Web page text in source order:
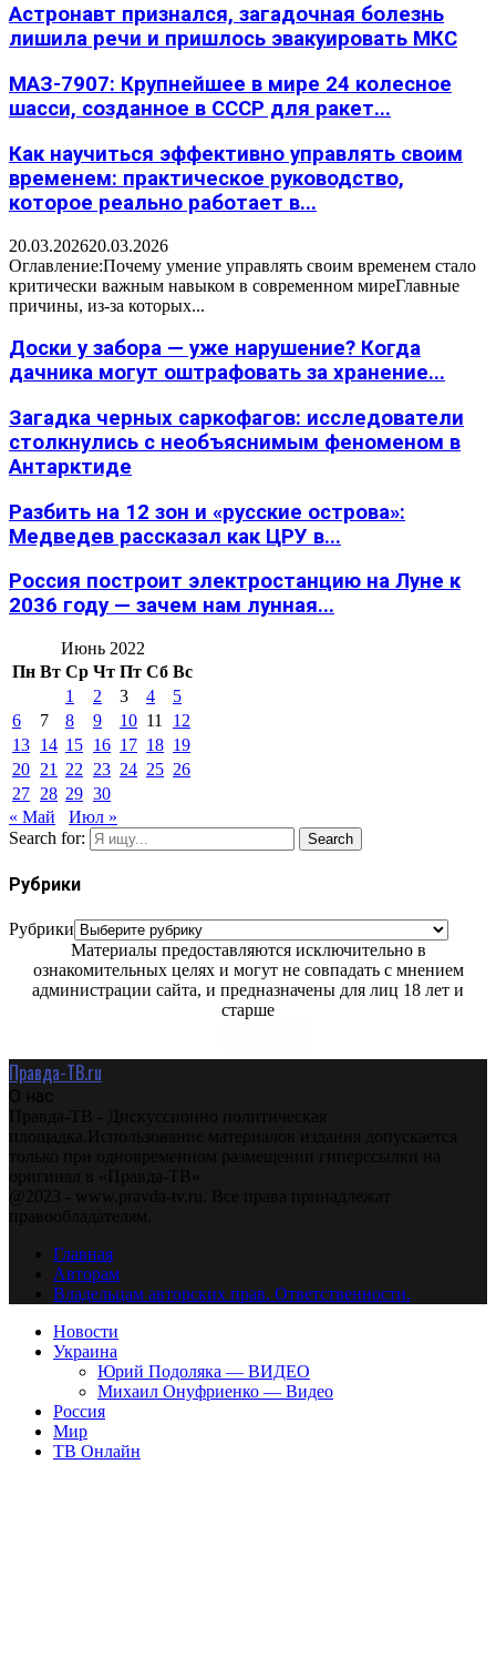
Астронавт признался, загадочная болезнь
лишила речи и пришлось эвакуировать МКС
МАЗ-7907: Крупнейшее в мире 24 колесное
шасси, созданное в СССР для ракет...
Как научиться эффективно управлять своим
временем: практическое руководство,
которое реально работает в...
20.03.202620.03.2026
Оглавление:Почему умение управлять своим временем стало
критически важным навыком в современном миреГлавные
причины, из-за которых...
Доски у забора — уже нарушение? Когда
дачника могут оштрафовать за хранение...
Загадка черных саркофагов: исследователи
столкнулись с необъяснимым феноменом в
Антарктиде
Разбить на 12 зон и «русские острова»:
Медведев рассказал как ЦРУ в...
Россия построит электростанцию на Луне к
2036 году — зачем нам лунная...
Июнь 2022
Пн Вт Ср Чт Пт Сб Вс
1
2 3 4
5
6
7 8 9 10 11
12
13 14 15 16 17 18 19
20 21 22 23 24 25 26
27 28 29 30
« Май
Июл »
Search for:
Search
Рубрики
Рубрики
Материалы предоставляются исключительно в
ознакомительных целях и могут не совпадать с мнением
администрации сайта, и предназначены для лиц 18 лет и
старше
Правда-ТВ.ru
О нас
Правда-ТВ - Дискуссионно политическая
площадка.Использование материалов издания допускается
только при одновременном размещении гиперссылки на
оригинал в «Правда-ТВ»
@2023 - www.pravda-tv.ru. Все права принадлежат
правообладателям.
Главная
Авторам
Владельцам авторских прав. Ответственности.
Новости
Украина
Юрий Подоляка — ВИДЕО
Михаил Онуфриенко — Видео
Россия
Мир
ТВ Онлайн